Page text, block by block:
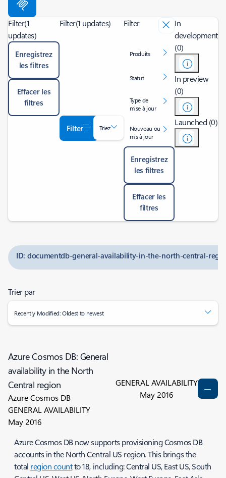
Filter(1
updates)
Enregistrez
les filtres
Effacer les
filtres
Filter(1 updates)
Filter Triez
Filter
Produits
Statut
Type de
mise à jour
Nouveau ou
mis à jour
Enregistrez
les filtres
Effacer les
filtres
In
development
(0)
In preview
(0)
Launched (0)
ID: documentdb-general-availability-in-the-north-central-
Trier par
Recently Modified: Oldest to newest
Azure Cosmos DB: General
availability in the North
Central region
Azure Cosmos DB
GENERAL AVAILABILITY
May 2016
GENERAL AVAILABILITY
May 2016
Azure Cosmos DB now supports provisioning Cosmos DB
accounts in the North Central US region. This brings the
total region countto 18, including: Central US, East US, South